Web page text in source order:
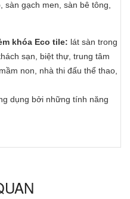
gạch men, sàn bê tông,
khóa Eco tile: lát sàn trong
sạn, biệt thự, trung tâm
non, nhà thi đấu thể thao,
dụng bởi những tính năng